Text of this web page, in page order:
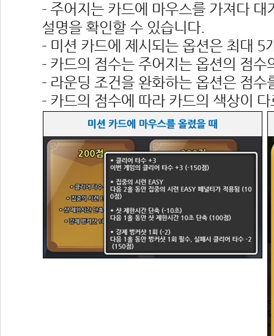
- 주어지는 카드에 마우스를 가져다
설명을 확인할 수 있습니다.
- 미션 카드에 제시되는 옵션은 최대 5
- 카드의 점수는 주어지는 옵션의 점수
- 라운딩 조건을 완화하는 옵션은 점수
- 카드의 점수에 따라 카드의 색상이